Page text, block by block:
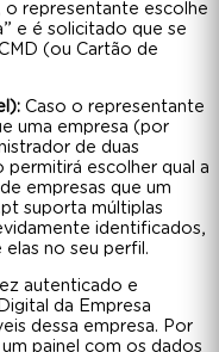
representante escolhe
e é solicitado que se
(ou Cartão de
Caso o representante
uma empresa (por
de duas
escolher qual a
empresas que um
suporta múltiplas
identificados,
no seu perfil.
autenticado e
da Empresa
dessa empresa. Por
painel com os dados